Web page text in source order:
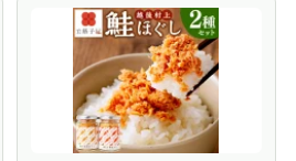
歳暮 お礼 お祝い 内祝い 法事 お
返し のし対応